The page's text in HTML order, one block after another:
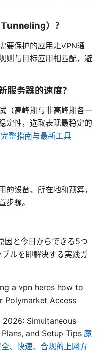
）？
要保护的应用走VPN通
则与目标应用相匹配，避
服务器的速度？
（高峰期与非高峰期各一
定性，选取表现最稳定的
整指南与最新工具
的设备、所在地和预算，
步骤。
因と今日からできる5つ
ルを即解決する実践ガ
a vpn heres how to
Polymarket Access
Simultaneous
and Setup Tips 魔
、快速、合规的上网方